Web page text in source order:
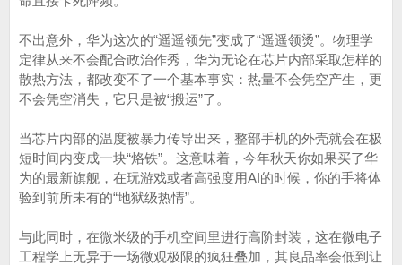
不出意外，华为这次的“遥遥领先”变成了“遥遥领烫”。物理学
定律从来不会配合政治作秀，华为无论在芯片内部采取怎样的
散热方法，都改变不了一个基本事实：热量不会凭空产生，更
不会凭空消失，它只是被“搬运”了。
当芯片内部的温度被暴力传导出来，整部手机的外壳就会在极
短时间内变成一块“烙铁”。这意味着，今年秋天你如果买了华
为的最新旗舰，在玩游戏或者高强度用AI的时候，你的手将体
验到前所未有的“地狱级热情”。
与此同时，在微米级的手机空间里进行高阶封装，这在微电子
工程学上无异于一场微观极限的疯狂叠加，其良品率会低到让